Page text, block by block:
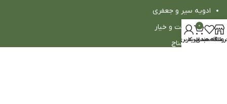
ادویه سیر و جعفری
ادویه ماست و خیار
بورانی اسفناج
علاقه مندی
0
سبد خرید
حساب کاربری من